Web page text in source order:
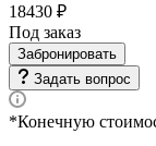
18430 ₽
Под заказ
Забронировать
Задать вопрос
*Конечную